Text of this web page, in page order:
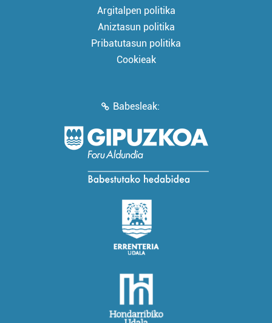
Argitalpen politika
Aniztasun politika
Pribatutasun politika
Cookieak
Babesleak: